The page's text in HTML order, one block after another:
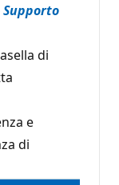
di
e
di